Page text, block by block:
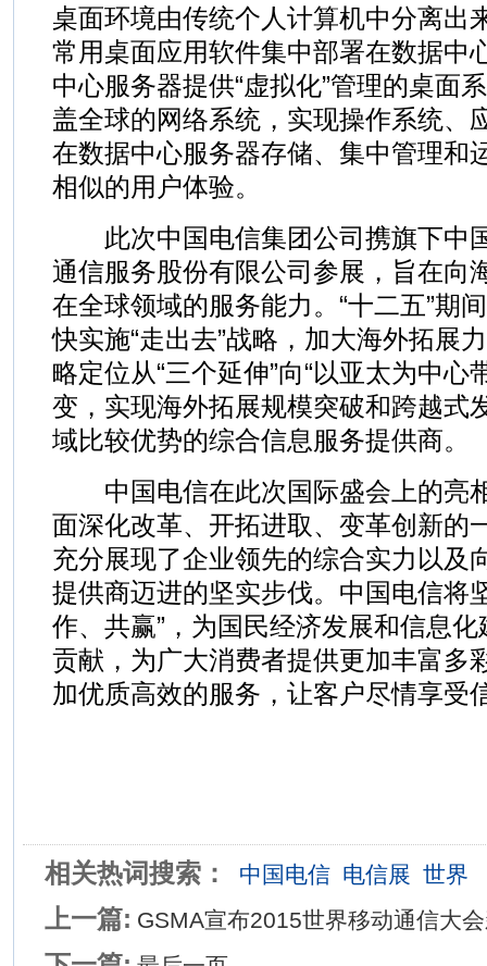
桌面环境由传统个人计算机中分离出
常用桌面应用软件集中部署在数据中
中心服务器提供“虚拟化”管理的桌面
盖全球的网络系统，实现操作系统、
在数据中心服务器存储、集中管理和
相似的用户体验。
此次中国电信集团公司携旗下中
通信服务股份有限公司参展，旨在向
在全球领域的服务能力。“十二五”期
快实施“走出去”战略，加大海外拓展
略定位从“三个延伸”向“以亚太为中心
变，实现海外拓展规模突破和跨越式
域比较优势的综合信息服务提供商。
中国电信在此次国际盛会上的亮
面深化改革、开拓进取、变革创新的
充分展现了企业领先的综合实力以及
提供商迈进的坚实步伐。中国电信将
作、共赢”，为国民经济发展和信息
贡献，为广大消费者提供更加丰富多
加优质高效的服务，让客户尽情享受
相关热词搜索： 中国电信 电信展 世界
上一篇: GSMA宣布2015世界移动通信大